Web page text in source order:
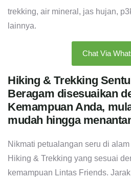
trekking, air mineral, jas hujan,
lainnya.
Chat Via
Hiking & Trekking
Beragam disesuaikan
Kemampuan Anda,
mudah hingga
Nikmati petualangan seru di
Hiking & Trekking yang sesuai
kemampuan Lintas Friends.